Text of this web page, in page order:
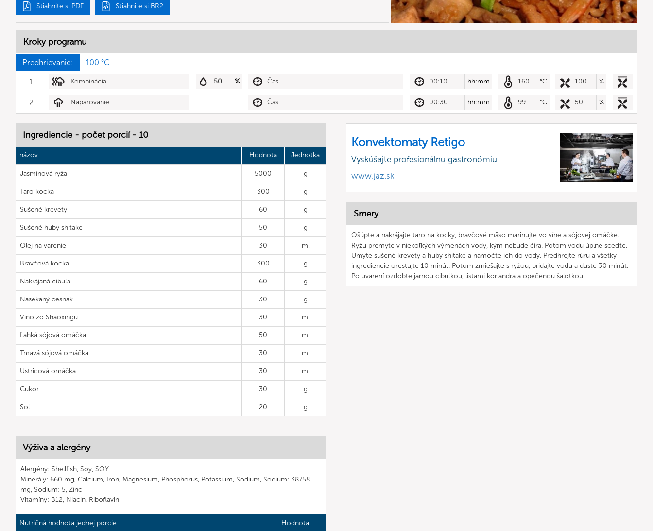
Stiahnite si PDF Stiahnite si BR2
Kroky programu
Predhrievanie: 100 °C
1 Kombinácia 50 % Čas 00:10 hh:mm 160 °C 100 %
2 Naparovanie Čas 00:30 hh:mm 99 °C 50 %
Ingrediencie - počet porcií - 10
názov Hodnota Jednotka
Jasmínová ryža 5000 g
Taro kocka 300 g
Sušené krevety 60 g
Sušené huby shitake 50 g
Olej na varenie 30 ml
Bravčová kocka 300 g
Nakrájaná cibuľa 60 g
Nasekaný cesnak 30 g
Víno zo Shaoxingu 30 ml
Ľahká sójová omáčka 50 ml
Tmavá sójová omáčka 30 ml
Ustricová omáčka 30 ml
Cukor 30 g
Soľ 20 g
Výživa a alergény
Alergény: Shellfish, Soy, SOY
Minerály: 660 mg, Calcium, Iron, Magnesium, Phosphorus, Potassium, Sodium, Sodium: 38758
mg, Sodium: 5, Zinc
Vitamíny: B12, Niacin, Riboflavin
Nutričná hodnota jednej porcie Hodnota
Konvektomaty Retigo
Vyskúšajte profesionálnu gastronómiu
www.jaz.sk
Smery
Ošúpte a nakrájajte taro na kocky, bravčové mäso marinujte vo víne a sójovej omáčke.
Ryžu premyte v niekoľkých výmenách vody, kým nebude číra. Potom vodu úplne sceďte.
Umyte sušené krevety a huby shitake a namočte ich do vody. Predhrejte rúru a všetky
ingrediencie orestujte 10 minút. Potom zmiešajte s ryžou, pridajte vodu a duste 30 minút.
Po uvarení ozdobte jarnou cibuľkou, listami koriandra a opečenou šalotkou.